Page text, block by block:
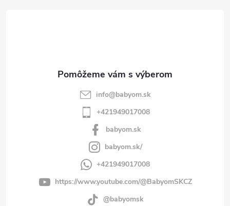
info@babyom.sk
+421949017008
babyom.sk
babyom.sk/
+421949017008
https://www.youtube.com/@BabyomSKCZ
@babyomsk